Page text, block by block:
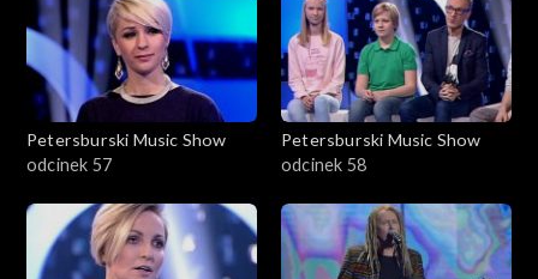
Petersburski Music Show
odcinek 57
Petersburski Music Show
odcinek 58